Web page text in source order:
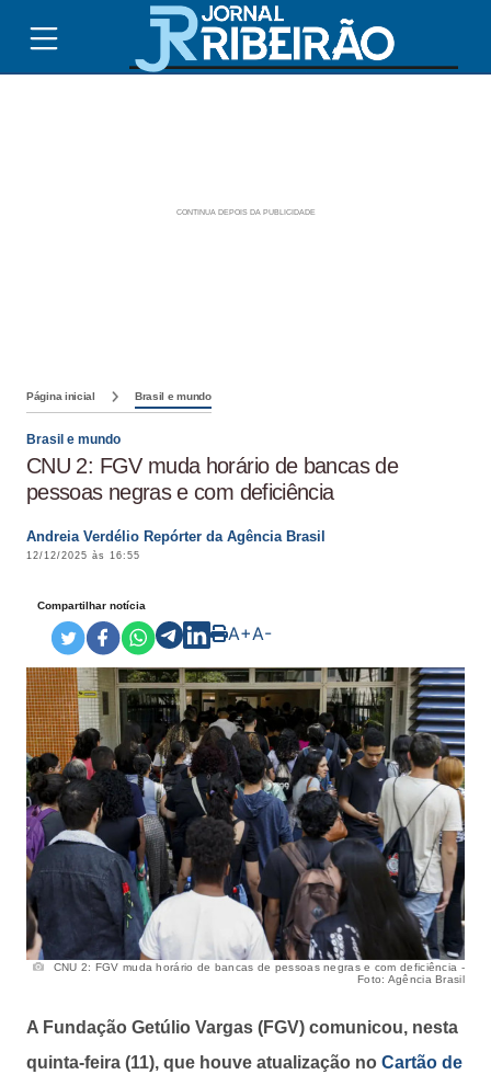
Página inicial Brasil e mundo
Brasil e mundo
CNU 2: FGV muda horário de bancas de
pessoas negras e com deficiência
Andreia Verdélio Repórter da Agência Brasil
12/12/2025 às 16:55
Compartilhar notícia
A+A-
CNU 2: FGV muda horário de bancas de pessoas negras e com deficiência -
Foto: Agência Brasil
A Fundação Getúlio Vargas (FGV) comunicou, nesta
quinta-feira (11), que houve atualização no Cartão de